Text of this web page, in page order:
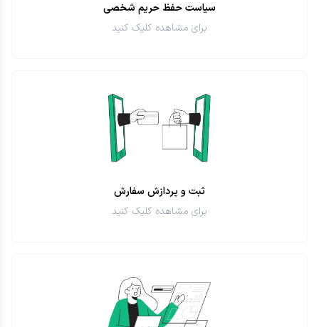
سیاست حفظ حریم شخصی
برای مشاهده کلیک کنید
ثبت و پردازش سفارش
برای مشاهده کلیک کنید